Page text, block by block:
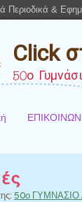
Click
50ο
50ο
Περιοδικά &